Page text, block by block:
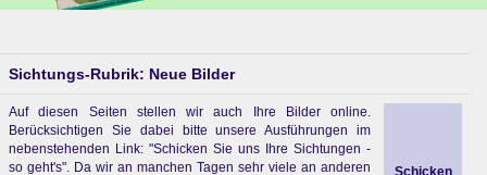
Sichtungs-Rubrik: Neue Bilder
Auf diesen Seiten stellen wir auch Ihre Bilder online.
Berücksichtigen Sie dabei bitte unsere Ausführungen im
nebenstehenden Link: "Schicken Sie uns Ihre Sichtungen -
so geht's". Da wir an manchen Tagen sehr viele an anderen
Schicken